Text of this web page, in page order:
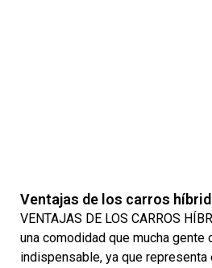
Ventajas de los carros
VENTAJAS DE LOS CARROS
una comodidad que mucha gente
indispensable, ya que